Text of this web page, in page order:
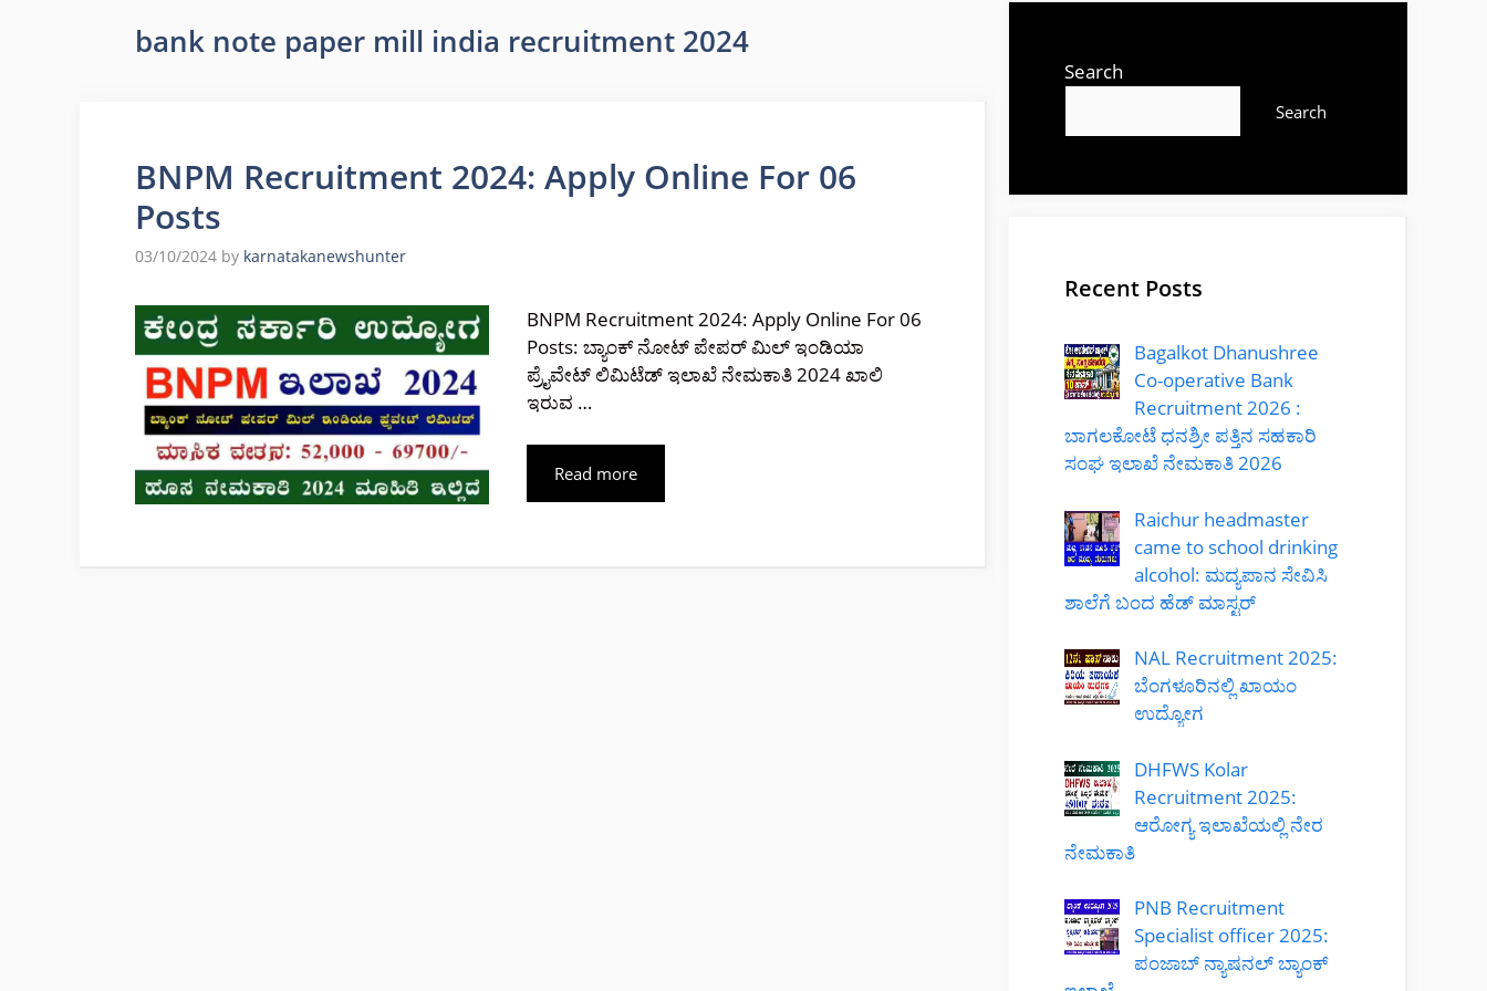
bank note paper mill india recruitment 2024
BNPM Recruitment 2024: Apply Online For 06
Posts
03/10/2024 by karnatakanewshunter
BNPM Recruitment 2024: Apply Online For 06
Posts: ಬ್ಯಾಂಕ್ ನೋಟ್ ಪೇಪರ್ ಮಿಲ್ ಇಂಡಿಯಾ
ಪ್ರೈವೇಟ್ ಲಿಮಿಟೆಡ್ ಇಲಾಖೆ ನೇಮಕಾತಿ 2024 ಖಾಲಿ
ಇರುವ …
Read more
Search
Search
Recent Posts
Bagalkot Dhanushree
Co-operative Bank
Recruitment 2026 :
ಬಾಗಲಕೋಟೆ ಧನಶ್ರೀ ಪತ್ತಿನ ಸಹಕಾರಿ
ಸಂಘ ಇಲಾಖೆ ನೇಮಕಾತಿ 2026
Raichur headmaster
came to school drinking
alcohol: ಮದ್ಯಪಾನ ಸೇವಿಸಿ
ಶಾಲೆಗೆ ಬಂದ ಹೆಡ್ ಮಾಸ್ಟರ್
NAL Recruitment 2025:
ಬೆಂಗಳೂರಿನಲ್ಲಿ ಖಾಯಂ
ಉದ್ಯೋಗ
DHFWS Kolar
Recruitment 2025:
ಆರೋಗ್ಯ ಇಲಾಖೆಯಲ್ಲಿ ನೇರ
ನೇಮಕಾತಿ
PNB Recruitment
Specialist officer 2025:
ಪಂಜಾಬ್ ನ್ಯಾಷನಲ್ ಬ್ಯಾಂಕ್